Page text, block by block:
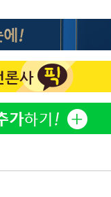
2
3
4
5